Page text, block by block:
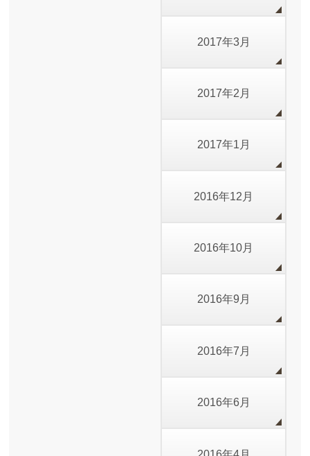
2017年3月
2017年2月
2017年1月
2016年12月
2016年10月
2016年9月
2016年7月
2016年6月